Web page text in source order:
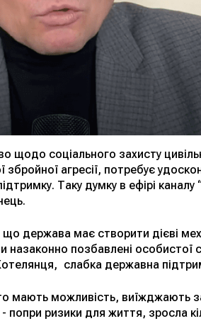
щодо соціального захисту
збройної агресії, потребує
Таку думку в ефірі
держава має створити дієві
назаконно позбавлені
слабка державна
мають можливість, виїжджають
попри ризики для життя, зросла